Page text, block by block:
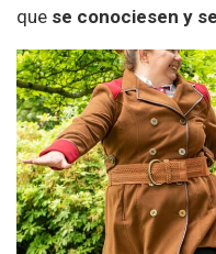
que se conociesen y